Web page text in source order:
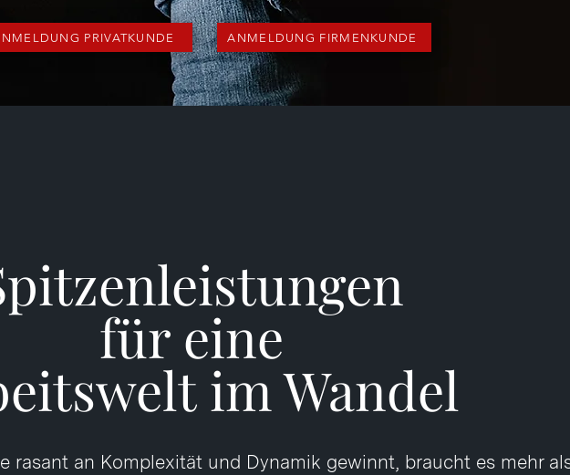
PRIVATKUNDE ANMELDUNG FIRMENKUNDE
für eine
im Wandel
rasant an Komplexität und Dynamik gewinnt, braucht es mehr